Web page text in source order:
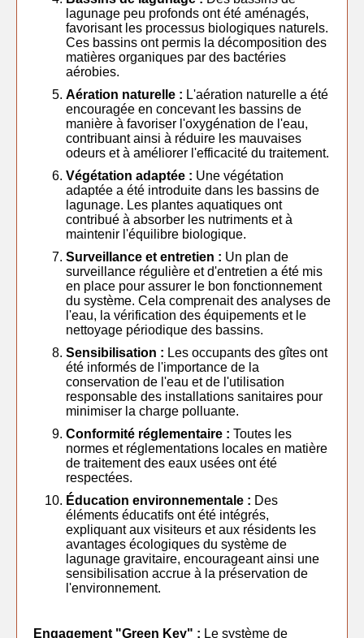
lagunage peu profonds ont été aménagés,
favorisant les processus biologiques naturels.
Ces bassins ont permis la décomposition des
matières organiques par des bactéries
aérobies.
Aération naturelle : L'aération naturelle a été
encouragée en concevant les bassins de
manière à favoriser l'oxygénation de l'eau,
contribuant ainsi à réduire les mauvaises
odeurs et à améliorer l'efficacité du traitement.
Végétation adaptée : Une végétation
adaptée a été introduite dans les bassins de
lagunage. Les plantes aquatiques ont
contribué à absorber les nutriments et à
maintenir l'équilibre biologique.
Surveillance et entretien : Un plan de
surveillance régulière et d'entretien a été mis
en place pour assurer le bon fonctionnement
du système. Cela comprenait des analyses de
l'eau, la vérification des équipements et le
nettoyage périodique des bassins.
Sensibilisation : Les occupants des gîtes ont
été informés de l'importance de la
conservation de l'eau et de l'utilisation
responsable des installations sanitaires pour
minimiser la charge polluante.
Conformité réglementaire : Toutes les
normes et réglementations locales en matière
de traitement des eaux usées ont été
respectées.
Éducation environnementale : Des
éléments éducatifs ont été intégrés,
expliquant aux visiteurs et aux résidents les
avantages écologiques du système de
lagunage gravitaire, encourageant ainsi une
sensibilisation accrue à la préservation de
l'environnement.
Engagement "Green Key" : Le système de